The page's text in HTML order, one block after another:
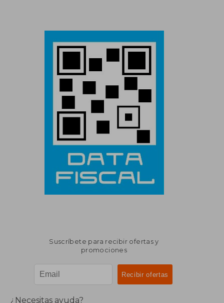
Suscríbete para recibir ofertas y
promociones
¿Necesitas ayuda?